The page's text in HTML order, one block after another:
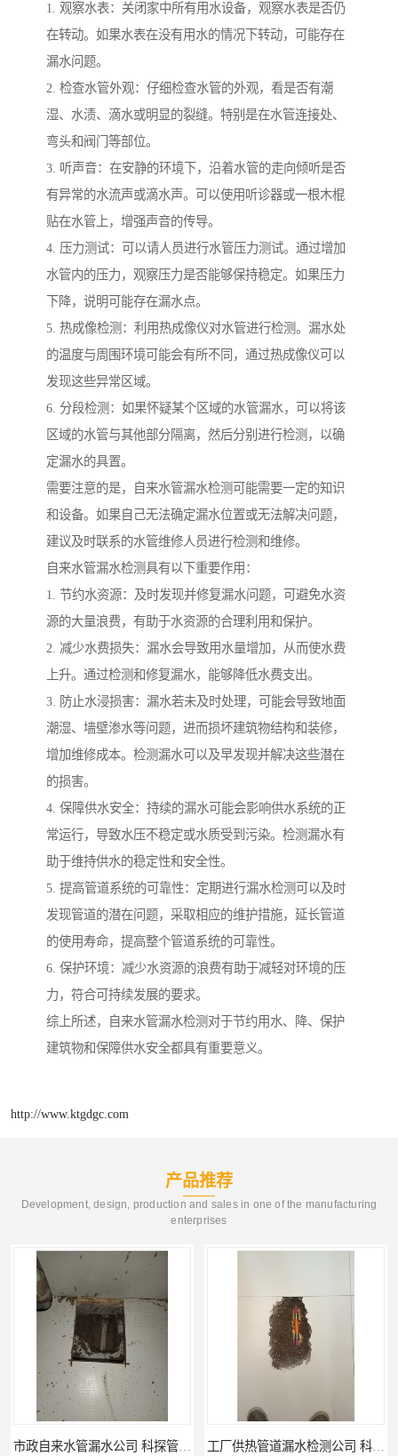
1. 观察水表：关闭家中所有用水设备，观察水表是否仍
在转动。如果水表在没有用水的情况下转动，可能存在
漏水问题。
2. 检查水管外观：仔细检查水管的外观，看是否有潮
湿、水渍、滴水或明显的裂缝。特别是在水管连接处、
弯头和阀门等部位。
3. 听声音：在安静的环境下，沿着水管的走向倾听是否
有异常的水流声或滴水声。可以使用听诊器或一根木棍
贴在水管上，增强声音的传导。
4. 压力测试：可以请人员进行水管压力测试。通过增加
水管内的压力，观察压力是否能够保持稳定。如果压力
下降，说明可能存在漏水点。
5. 热成像检测：利用热成像仪对水管进行检测。漏水处
的温度与周围环境可能会有所不同，通过热成像仪可以
发现这些异常区域。
6. 分段检测：如果怀疑某个区域的水管漏水，可以将该
区域的水管与其他部分隔离，然后分别进行检测，以确
定漏水的具置。
需要注意的是，自来水管漏水检测可能需要一定的知识
和设备。如果自己无法确定漏水位置或无法解决问题，
建议及时联系的水管维修人员进行检测和维修。
自来水管漏水检测具有以下重要作用：
1. 节约水资源：及时发现并修复漏水问题，可避免水资
源的大量浪费，有助于水资源的合理利用和保护。
2. 减少水费损失：漏水会导致用水量增加，从而使水费
上升。通过检测和修复漏水，能够降低水费支出。
3. 防止水浸损害：漏水若未及时处理，可能会导致地面
潮湿、墙壁渗水等问题，进而损坏建筑物结构和装修，
增加维修成本。检测漏水可以及早发现并解决这些潜在
的损害。
4. 保障供水安全：持续的漏水可能会影响供水系统的正
常运行，导致水压不稳定或水质受到污染。检测漏水有
助于维持供水的稳定性和安全性。
5. 提高管道系统的可靠性：定期进行漏水检测可以及时
发现管道的潜在问题，采取相应的维护措施，延长管道
的使用寿命，提高整个管道系统的可靠性。
6. 保护环境：减少水资源的浪费有助于减轻对环境的压
力，符合可持续发展的要求。
综上所述，自来水管漏水检测对于节约用水、降、保护
建筑物和保障供水安全都具有重要意义。
http://www.ktgdgc.com
产品推荐
Development, design, production and sales in one of the manufacturing
enterprises
工厂供热管道漏水检测公司 科探管道工程 公司仪器测漏电话 科探管道工程